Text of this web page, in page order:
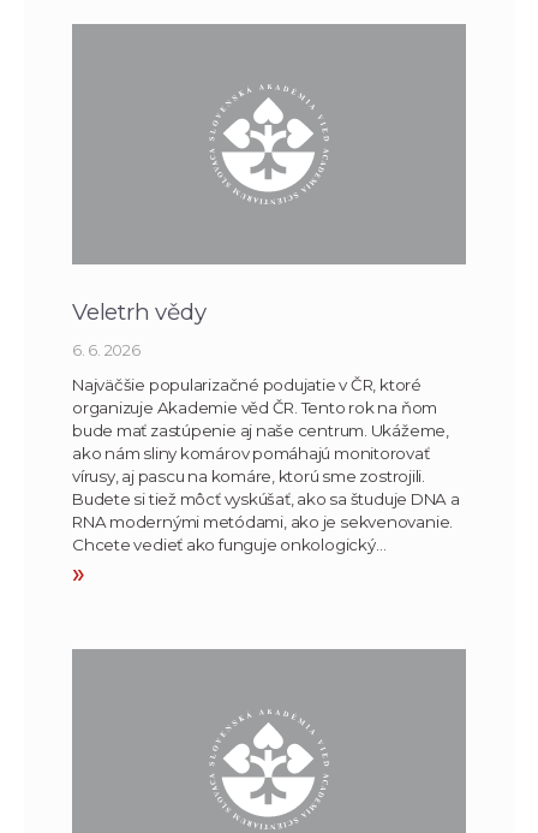
Veletrh vědy
6. 6. 2026
Najväčšie popularizačné podujatie v ČR, ktoré
organizuje Akademie věd ČR. Tento rok na ňom
bude mať zastúpenie aj naše centrum. Ukážeme,
ako nám sliny komárov pomáhajú monitorovať
vírusy, aj pascu na komáre, ktorú sme zostrojili.
Budete si tiež môcť vyskúšať, ako sa študuje DNA a
RNA modernými metódami, ako je sekvenovanie.
Chcete vedieť ako funguje onkologický…
»